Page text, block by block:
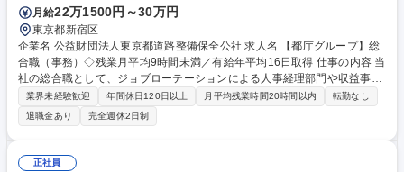
月給22万1500円～30万円
東京都新宿区
企業名 公益財団法人東京都道路整備保全公社 求人名 【都庁グループ】総
合職（事務）◇残業月平均9時間未満／有給年平均16日取得 仕事の内容 当
社の総合職として、ジョブローテーションによる人事経理部門や収益事業
等のフロント部門の部署等幅広い部署での業務をお任せいたします。研修
制度やキャリア支援が充実しております！ ※下記業務詳細 【業務詳細】■
管理部門：広報、人事、経理など当公社の運営に係る管理業務 ■収益部
門：駐車場の新規開拓、管理運営、新宿駅西口広場の「イベントコーナ
ー」などの管理運営 ■道路部門：整備の急がれる骨格幹線道路や木造住宅
業界未経験歓迎 年間休日120日以上 月平均残業時間20時間以内
転勤なし
退職金あり
完全週休2日制
正社員